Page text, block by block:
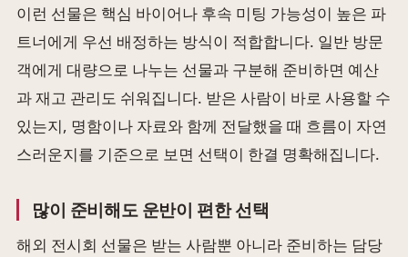
이런 선물은 핵심 바이어나 후속 미팅 가능성이 높은 파
트너에게 우선 배정하는 방식이 적합합니다. 일반 방문
객에게 대량으로 나누는 선물과 구분해 준비하면 예산
과 재고 관리도 쉬워집니다. 받은 사람이 바로 사용할 수
있는지, 명함이나 자료와 함께 전달했을 때 흐름이 자연
스러운지를 기준으로 보면 선택이 한결 명확해집니다.
많이 준비해도 운반이 편한 선택
해외 전시회 선물은 받는 사람뿐 아니라 준비하는 담당